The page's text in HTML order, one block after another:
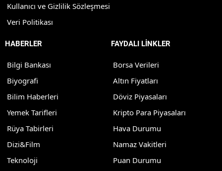
Kullanıcı ve Gizlilik Sözleşmesi
Veri Politikası
HABERLER
Bilgi Bankası
Biyografi
Bilim Haberleri
Yemek Tarifleri
Rüya Tabirleri
Dizi&Film
Teknoloji
FAYDALI LİNKLER
Borsa Verileri
Altın Fiyatları
Döviz Piyasaları
Kripto Para Piyasaları
Hava Durumu
Namaz Vakitleri
Puan Durumu